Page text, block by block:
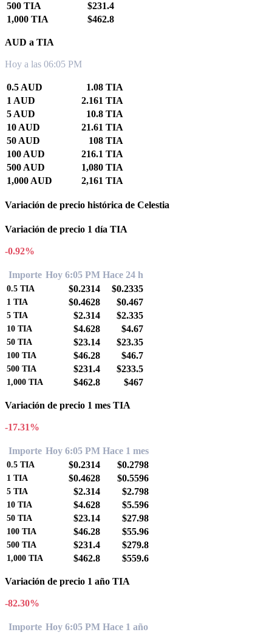
500 TIA
$231.4
1,000 TIA
$462.8
AUD a TIA
Hoy a las 06:05 PM
0.5 AUD
1.08 TIA
1 AUD
2.161 TIA
5 AUD
10.8 TIA
10 AUD
21.61 TIA
50 AUD
108 TIA
100 AUD
216.1 TIA
500 AUD
1,080 TIA
1,000 AUD
2,161 TIA
Variación de precio histórica de Celestia
Variación de precio 1 día TIA
-0.92%
Importe Hoy 6:05 PM Hace 24 h
0.5 TIA $0.2314 $0.2335
1 TIA $0.4628 $0.467
5 TIA $2.314 $2.335
10 TIA $4.628 $4.67
50 TIA $23.14 $23.35
100 TIA $46.28 $46.7
500 TIA $231.4 $233.5
1,000 TIA $462.8 $467
Variación de precio 1 mes TIA
-17.31%
Importe Hoy 6:05 PM Hace 1 mes
0.5 TIA $0.2314 $0.2798
1 TIA $0.4628 $0.5596
5 TIA $2.314 $2.798
10 TIA $4.628 $5.596
50 TIA $23.14 $27.98
100 TIA $46.28 $55.96
500 TIA $231.4 $279.8
1,000 TIA $462.8 $559.6
Variación de precio 1 año TIA
-82.30%
Importe Hoy 6:05 PM Hace 1 año